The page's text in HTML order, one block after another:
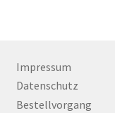
Impressum
Datenschutz
Bestellvorgang